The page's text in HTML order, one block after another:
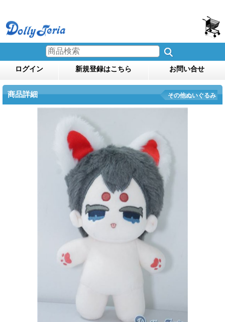
ログイン 新規登録はこちら お問い合せ
商品詳細 その他ぬいぐるみ